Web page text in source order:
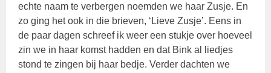
echte naam te verbergen noemden we haar Zusje. En
zo ging het ook in die brieven, ‘Lieve Zusje’. Eens in
de paar dagen schreef ik weer een stukje over hoeveel
zin we in haar komst hadden en dat Bink al liedjes
stond te zingen bij haar bedje. Verder dachten we